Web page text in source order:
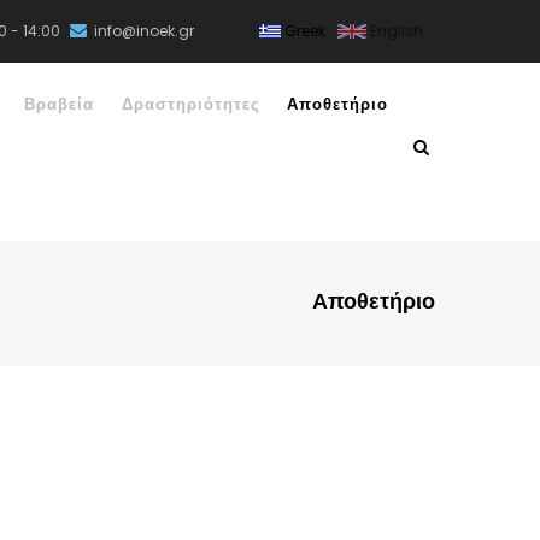
- 14:00 info@inoek.gr English
Greek
Βραβεία Δραστηριότητες Αποθετήριο
Αποθετήριο